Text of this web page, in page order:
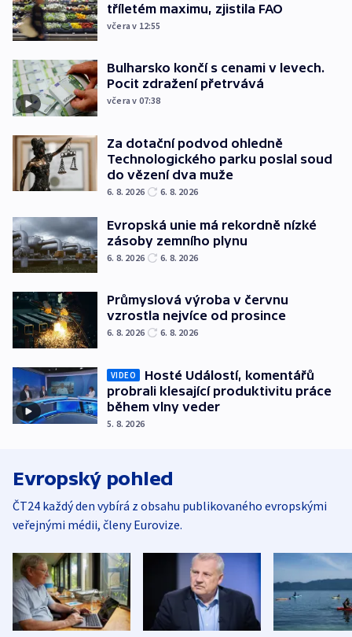
tříletém maximu, zjistila FAO
včera v 12:55
Bulharsko končí s cenami v levech.
Pocit zdražení přetrvává
včera v 07:38
Za dotační podvod ohledně
Technologického parku poslal soud
do vězení dva muže
6. 8. 2026 6. 8. 2026
Evropská unie má rekordně nízké
zásoby zemního plynu
6. 8. 2026 6. 8. 2026
Průmyslová výroba v červnu
vzrostla nejvíce od prosince
6. 8. 2026 6. 8. 2026
VIDEO
Hosté Událostí, komentářů
probrali klesající produktivitu práce
během vlny veder
5. 8. 2026
Evropský pohled
ČT24 každý den vybírá z obsahu publikovaného evropskými
veřejnými médii, členy Eurovize.